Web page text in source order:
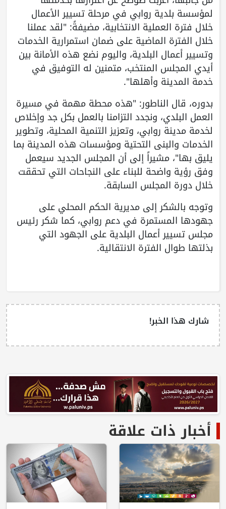
لمؤسسة بلدية روابي في مرحلة تسيير الأعمال
خلال فترة العملية الانتخابية، مضيفةً: "لقد عملنا
خلال الفترة الماضية على ضمان استمرارية الخدمات
وتسيير أعمال البلدية، واليوم نضع هذه الأمانة بين
أيدي المجلس المنتخب، متمنين له التوفيق في
خدمة المدينة وأهلها".
بدوره، قال الناطور: "هذه محطة مهمة في مسيرة
العمل البلدي، ونجدد التزامنا بالعمل بكل جد وإخلاص
لخدمة مدينة روابي، وتعزيز التنمية المحلية، وتطوير
الخدمات والبنى التحتية ومؤسسات هذه المدينة بما
يليق بها"، مشيراً إلى أن المجلس الجديد سيعمل
وفق رؤية واضحة للبناء على النجاحات التي تحققت
خلال دورة المجلس السابقة.
وتوجه بالشكر إلى مديرية الحكم المحلي على
جهودها المستمرة في دعم روابي، كما شكر رئيس
مجلس تسيير أعمال البلدية على الجهود التي
بذلتها طوال الفترة الانتقالية.
شارك هذا الخبر!
أخبار ذات علاقة